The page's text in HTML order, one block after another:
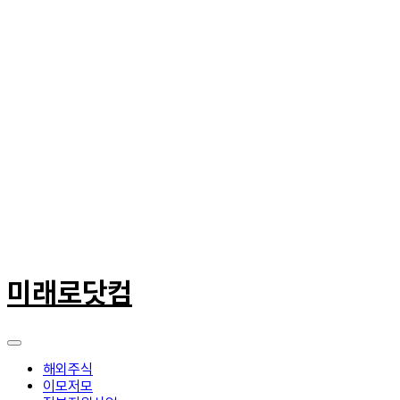
텐
츠
너
미래로닷컴
해외주식
이모저모